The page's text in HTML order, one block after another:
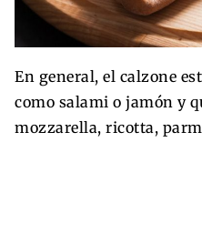
En general, el calzone
como salami o jamón y
mozzarella, ricotta,